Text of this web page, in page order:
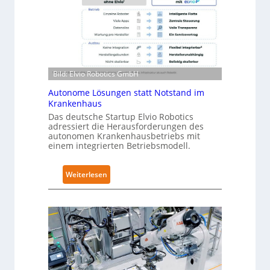
l
-
-
Z
e
r
t
f
i
z
e
r
n
g
n
a
c
R
o
o
t
i
c
s
r
w
e
t
e
t
g
l
o
b
Bild: Elvio Robotics GmbH
Autonome Lösungen statt Notstand im
Krankenhaus
Das deutsche Startup Elvio Robotics
adressiert die Herausforderungen des
autonomen Krankenhausbetriebs mit
einem integrierten Betriebsmodell.
Weiterlesen
A
t
o
n
o
m